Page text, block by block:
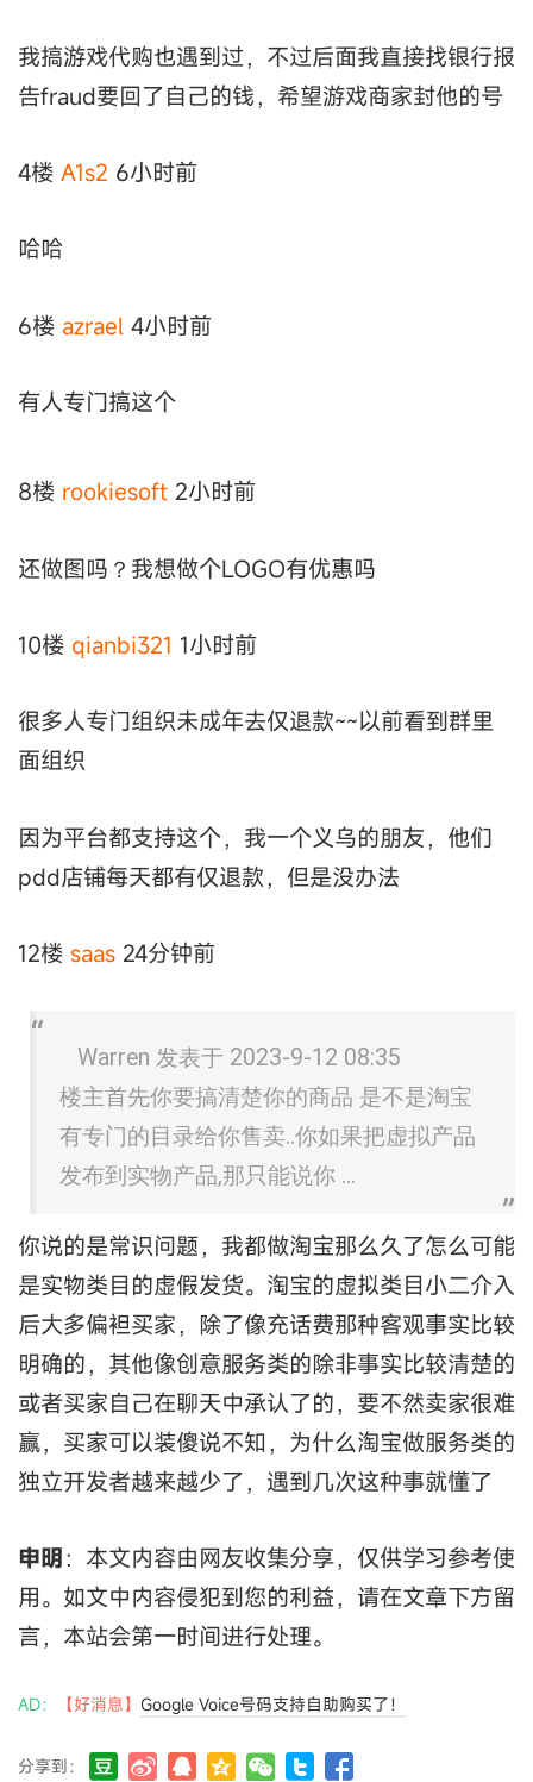
我搞游戏代购也遇到过，不过后面我直接找银行报
告fraud要回了自己的钱，希望游戏商家封他的号
4楼 A1s2 6小时前
哈哈
6楼 azrael 4小时前
有人专门搞这个
8楼 rookiesoft 2小时前
还做图吗？我想做个LOGO有优惠吗
10楼 qianbi321 1小时前
很多人专门组织未成年去仅退款~~以前看到群里
面组织
因为平台都支持这个，我一个义乌的朋友，他们
pdd店铺每天都有仅退款，但是没办法
12楼 saas 24分钟前
Warren 发表于 2023-9-12 08:35
楼主首先你要搞清楚你的商品 是不是淘宝
有专门的目录给你售卖..你如果把虚拟产品
发布到实物产品,那只能说你 ...
你说的是常识问题，我都做淘宝那么久了怎么可能
是实物类目的虚假发货。淘宝的虚拟类目小二介入
后大多偏袒买家，除了像充话费那种客观事实比较
明确的，其他像创意服务类的除非事实比较清楚的
或者买家自己在聊天中承认了的，要不然卖家很难
赢，买家可以装傻说不知，为什么淘宝做服务类的
独立开发者越来越少了，遇到几次这种事就懂了
申明：本文内容由网友收集分享，仅供学习参考使
用。如文中内容侵犯到您的利益，请在文章下方留
言，本站会第一时间进行处理。
AD： 【好消息】 Google Voice号码支持自助购买了！
分享到：